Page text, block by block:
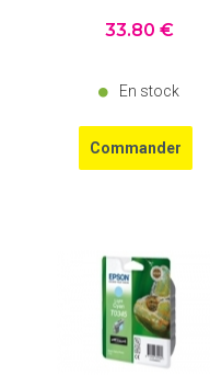
33.80 €
En stock